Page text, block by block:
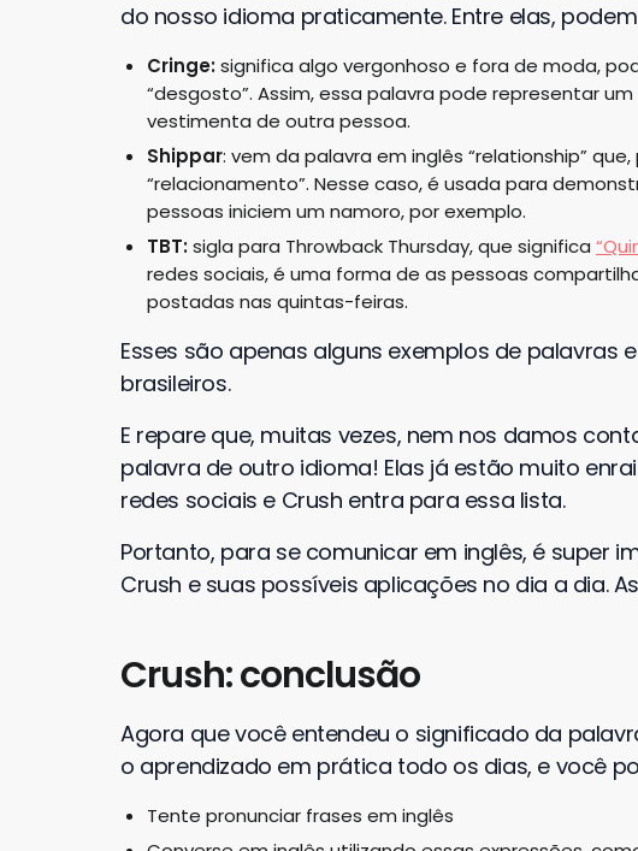
do nosso idioma praticamente. Entre elas,
Cringe:significa algo vergonhoso e fora de moda,
“desgosto”. Assim, essa palavra pode representar
vestimenta de outra pessoa.
Shippar: vem da palavra em inglês “relationship”
“relacionamento”. Nesse caso, é usada para
pessoas iniciem um namoro, por exemplo.
TBT:sigla para Throwback Thursday, que significa
redes sociais, é uma forma de as pessoas
postadas nas quintas-feiras.
Esses são apenas alguns exemplos de palavras
brasileiros.
E repare que, muitas vezes, nem nos damos
palavra de outro idioma! Elas já estão muito
redes sociais e Crush entra para essa lista.
Portanto, para se comunicar em inglês, é super
Crush e suas possíveis aplicações no dia a dia.
Crush: conclusão
Agora que você entendeu o significado da
o aprendizado em prática todo os dias, e você
Tente pronunciar frases em inglês